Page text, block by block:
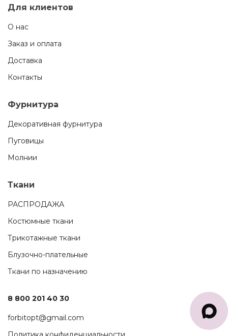
Для клиентов
О нас
Заказ и оплата
Доставка
Контакты
Фурнитура
Декоративная фурнитура
Пуговицы
Молнии
Ткани
РАСПРОДАЖА
Костюмные ткани
Трикотажные ткани
Блузочно-плательные
Ткани по назначению
8 800 201 40 30
forbitopt@gmail.com